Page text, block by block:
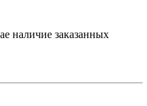
наличие заказанных